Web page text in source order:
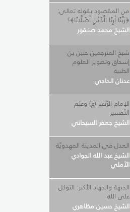
من المقصود بقوله تعالى:
﴿رَبَّنَا أَرِنَا الَّذَيْنِ أَضَلَّانَا﴾؟
الشيخ محمد صنقور
شيخ المترجمين حنين بن
إسحاق وتطوير العلوم
الطبية
عدنان الحاجي
الإمام الرّضا (ع) وعلم
التّفسير
الشيخ جعفر السبحاني
العدل في المدينة المهدويّة
الشيخ عبد الله الجوادي
الآملي
الجبهة والجهاد الأكبر: التوكل
على الله
الشيخ حسين مظاهري